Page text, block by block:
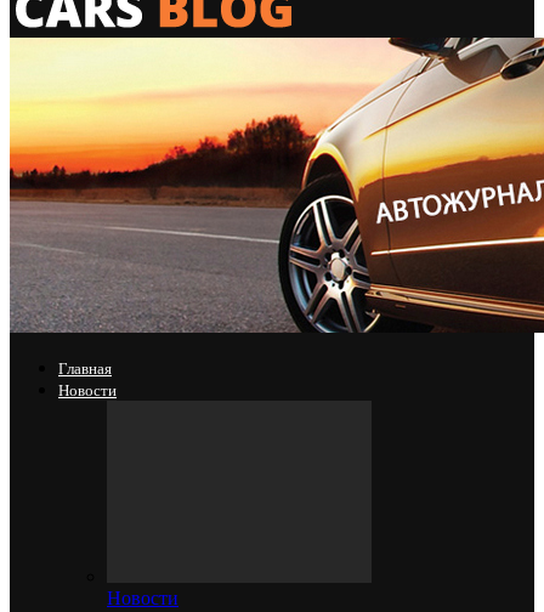
Главная
Новости
Новости